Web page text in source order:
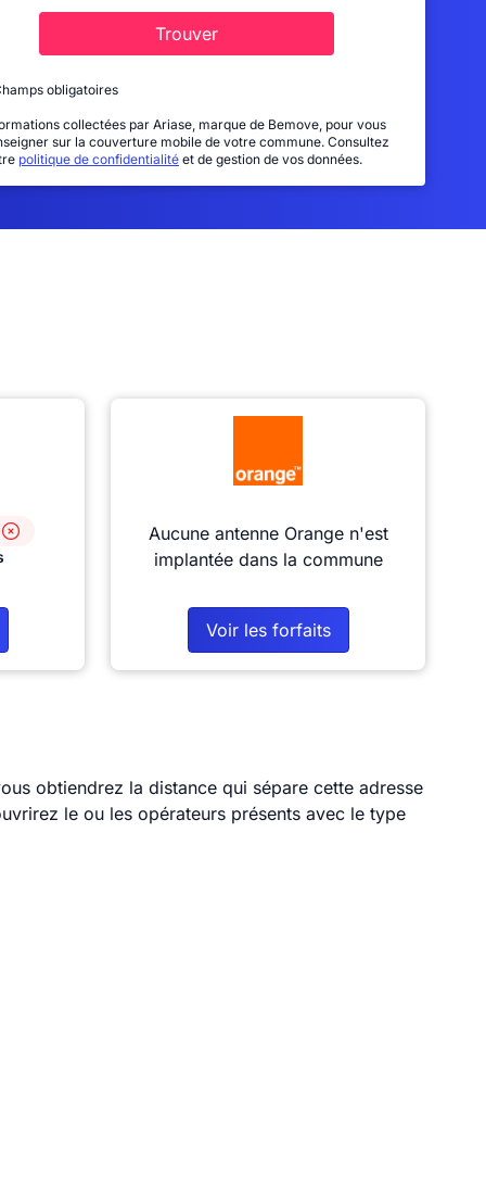
Trouver
obligatoires
collectées par Ariase, marque de Bemove, pour vous
sur la couverture mobile de votre commune. Consultez
politique de confidentialité et de gestion de vos données.
Aucune antenne Orange n'est
implantée dans la commune
Voir les forfaits
obtiendrez la distance qui sépare cette adresse
le ou les opérateurs présents avec le type